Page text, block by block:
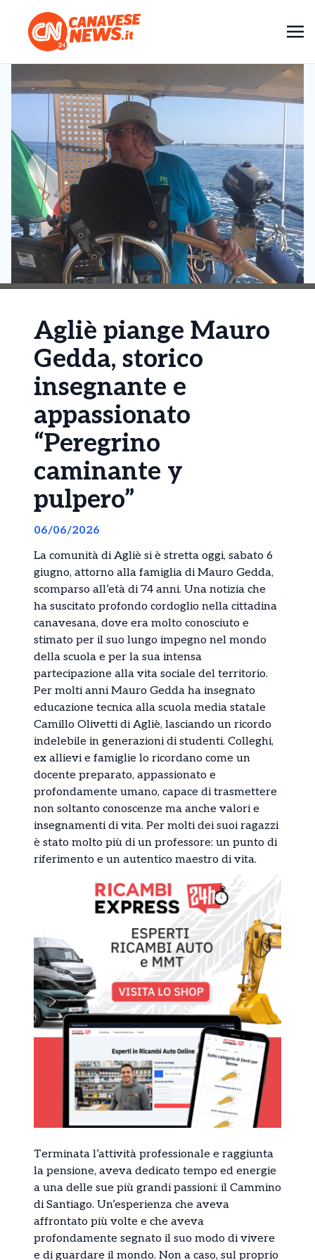
Agliè piange Mauro
Gedda, storico
insegnante e
appassionato
“Peregrino
caminante y
pulpero”
06/06/2026
La comunità di Agliè si è stretta oggi, sabato 6
giugno, attorno alla famiglia di Mauro Gedda,
scomparso all’età di 74 anni. Una notizia che
ha suscitato profondo cordoglio nella cittadina
canavesana, dove era molto conosciuto e
stimato per il suo lungo impegno nel mondo
della scuola e per la sua intensa
partecipazione alla vita sociale del territorio.
Per molti anni Mauro Gedda ha insegnato
educazione tecnica alla scuola media statale
Camillo Olivetti di Agliè, lasciando un ricordo
indelebile in generazioni di studenti. Colleghi,
ex allievi e famiglie lo ricordano come un
docente preparato, appassionato e
profondamente umano, capace di trasmettere
non soltanto conoscenze ma anche valori e
insegnamenti di vita. Per molti dei suoi ragazzi
è stato molto più di un professore: un punto di
riferimento e un autentico maestro di vita.
Terminata l’attività professionale e raggiunta
la pensione, aveva dedicato tempo ed energie
a una delle sue più grandi passioni: il Cammino
di Santiago. Un’esperienza che aveva
affrontato più volte e che aveva
profondamente segnato il suo modo di vivere
e di guardare il mondo. Non a caso, sul proprio